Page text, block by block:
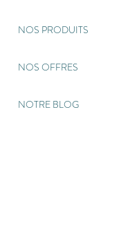
NOS PRODUITS
NOS OFFRES
NOTRE BLOG